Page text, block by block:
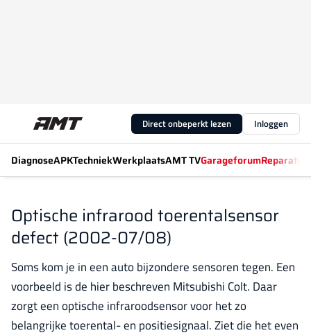
Direct onbeperkt lezen Inloggen
DiagnoseAPKTechniekWerkplaatsAMT TVGarageforum
Optische infrarood toerentalsensor
defect (2002-07/08)
Soms kom je in een auto bijzondere sensoren tegen. Een
voorbeeld is de hier beschreven Mitsubishi Colt. Daar
zorgt een optische infraroodsensor voor het zo
belangrijke toerental- en positiesignaal. Ziet die het even